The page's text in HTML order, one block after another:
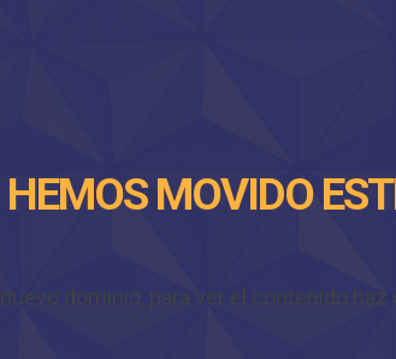
HEMOS MOVIDO
dominio, para ver el contenido